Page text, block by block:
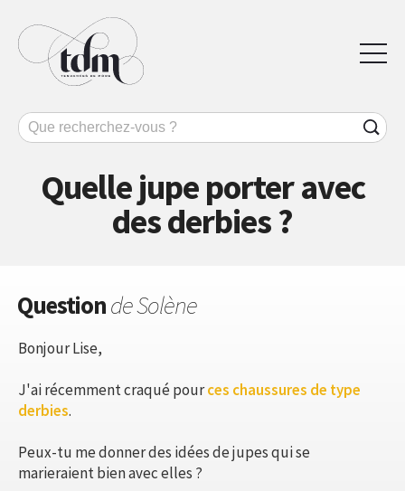
Quelle jupe porter avec
des derbies ?
Questionde Solène
Bonjour Lise,
J'ai récemment craqué pources chaussures de type
derbies.
Peux-tu me donner des idées de jupes qui se
marieraient bien avec elles ?